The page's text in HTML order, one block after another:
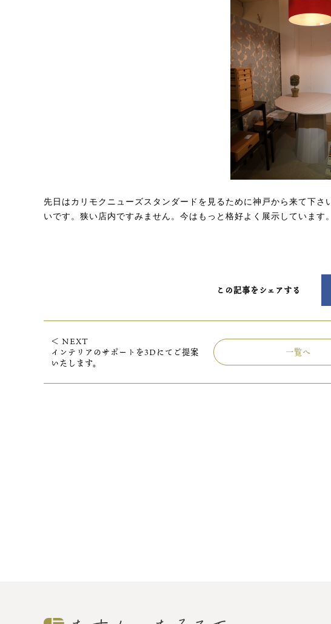
先日はカリモクニューズスタンダードを見るために神戸から来て下
いです。狭い店内ですみません。今はもっと格好よく展示しています。
この記事をシェアする
＜ NEXT
インテリアのサポートを3Dにてご提案
いたします。
一覧へ